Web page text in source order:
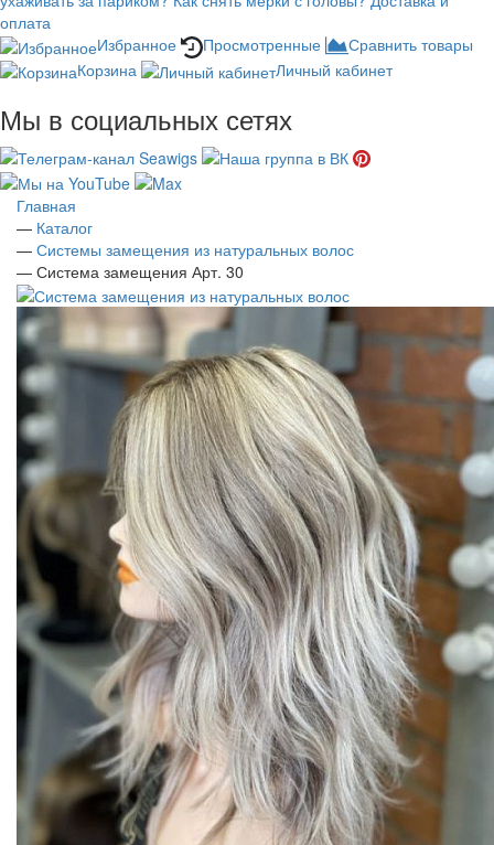
оплата
Избранное
Просмотренные
Сравнить товары
Корзина
Личный кабинет
Мы в социальных сетях
Главная
— Каталог
— Системы замещения из натуральных волос
— Система замещения Арт. 30